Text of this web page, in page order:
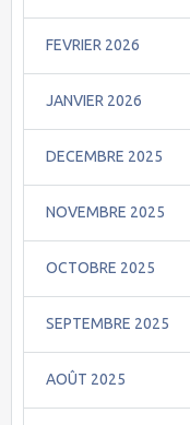
FEVRIER 2026
JANVIER 2026
DECEMBRE 2025
NOVEMBRE 2025
OCTOBRE 2025
SEPTEMBRE 2025
AOÛT 2025